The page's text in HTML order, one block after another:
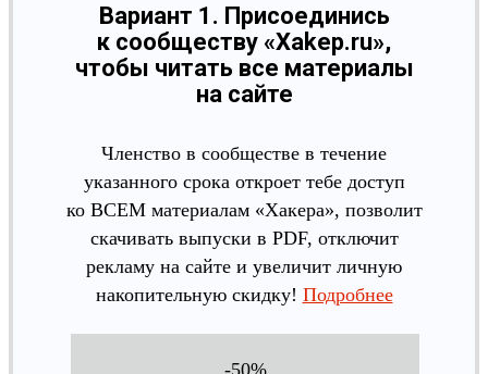
Вариант 1. Присоединись
к сообществу «Xakep.ru»,
чтобы читать все материалы
на сайте
Членство в сообществе в течение
указанного срока откроет тебе доступ
ко ВСЕМ материалам «Хакера», позволит
скачивать выпуски в PDF, отключит
рекламу на сайте и увеличит личную
накопительную скидку! Подробнее
-50%